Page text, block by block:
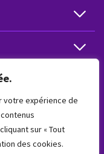
votre expérience de
sur « Tout
des cookies.